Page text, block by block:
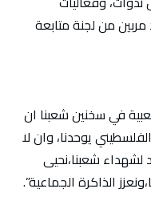
من لجنة متابعة
في سخنين شعبنا ان
يوحدنا، وان لا
لشهداء شعبنا،نحيى
الذاكرة الجماعية”.